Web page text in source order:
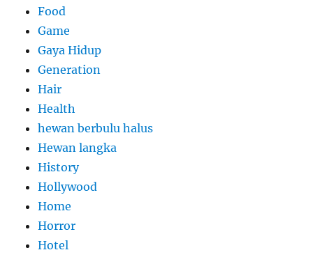
Food
Game
Gaya Hidup
Generation
Hair
Health
hewan berbulu halus
Hewan langka
History
Hollywood
Home
Horror
Hotel